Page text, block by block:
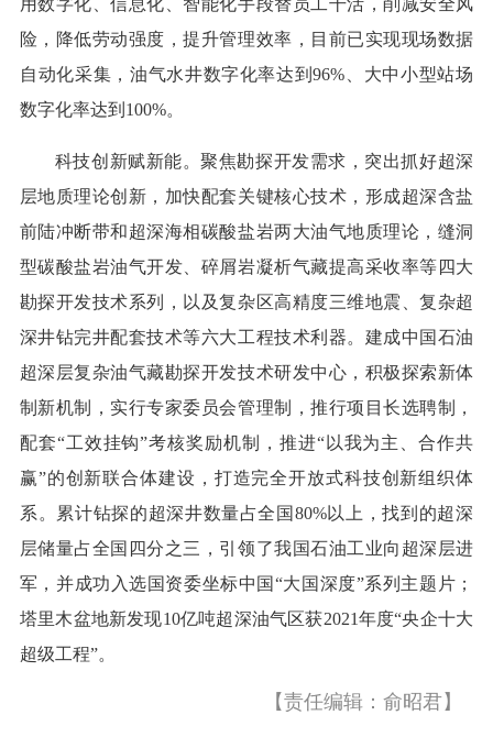
用数字化、信息化、智能化手段替员工干活，削减安全风
险，降低劳动强度，提升管理效率，目前已实现现场数据
自动化采集，油气水井数字化率达到96%、大中小型站场
数字化率达到100%。
科技创新赋新能。聚焦勘探开发需求，突出抓好超深
层地质理论创新，加快配套关键核心技术，形成超深含盐
前陆冲断带和超深海相碳酸盐岩两大油气地质理论，缝洞
型碳酸盐岩油气开发、碎屑岩凝析气藏提高采收率等四大
勘探开发技术系列，以及复杂区高精度三维地震、复杂超
深井钻完井配套技术等六大工程技术利器。建成中国石油
超深层复杂油气藏勘探开发技术研发中心，积极探索新体
制新机制，实行专家委员会管理制，推行项目长选聘制，
配套“工效挂钩”考核奖励机制，推进“以我为主、合作共
赢”的创新联合体建设，打造完全开放式科技创新组织体
系。累计钻探的超深井数量占全国80%以上，找到的超深
层储量占全国四分之三，引领了我国石油工业向超深层进
军，并成功入选国资委坐标中国“大国深度”系列主题片；
塔里木盆地新发现10亿吨超深油气区获2021年度“央企十大
超级工程”。
【责任编辑：俞昭君】